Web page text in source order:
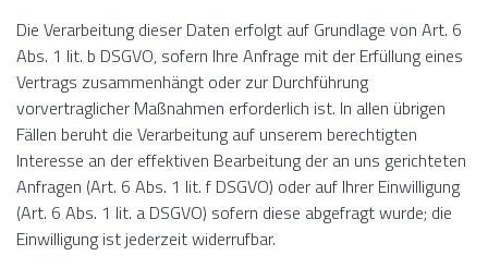
Die Verarbeitung dieser Daten erfolgt auf Grundlage von Art. 6
Abs. 1 lit. b DSGVO, sofern Ihre Anfrage mit der Erfüllung eines
Vertrags zusammenhängt oder zur Durchführung
vorvertraglicher Maßnahmen erforderlich ist. In allen übrigen
Fällen beruht die Verarbeitung auf unserem berechtigten
Interesse an der effektiven Bearbeitung der an uns gerichteten
Anfragen (Art. 6 Abs. 1 lit. f DSGVO) oder auf Ihrer Einwilligung
(Art. 6 Abs. 1 lit. a DSGVO) sofern diese abgefragt wurde; die
Einwilligung ist jederzeit widerrufbar.